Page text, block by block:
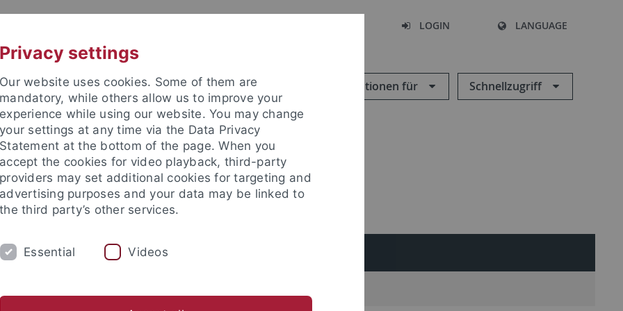
LOGIN LANGUAGE
Informationen für Schnellzugriff
REDE DES JAHRES
Privacy settings
Our website uses cookies. Some of them are
mandatory, while others allow us to improve your
experience while using our website. You may change
your settings at any time via the Data Privacy
Statement at the bottom of the page. When you
accept the cookies for video playback, third-party
providers may set additional cookies for targeting and
advertising purposes and your data may be linked to
the third party’s other services.
Essential Videos